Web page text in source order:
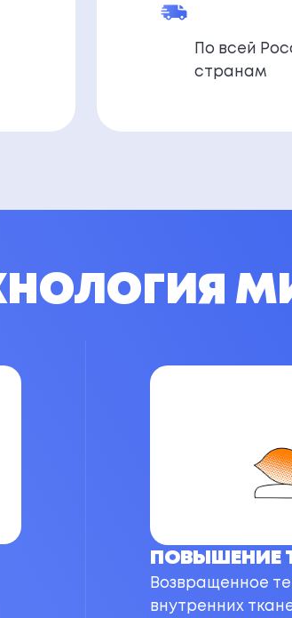
По всей
странам
ПОВЫШЕНИЕ
Возвращенное
внутренних